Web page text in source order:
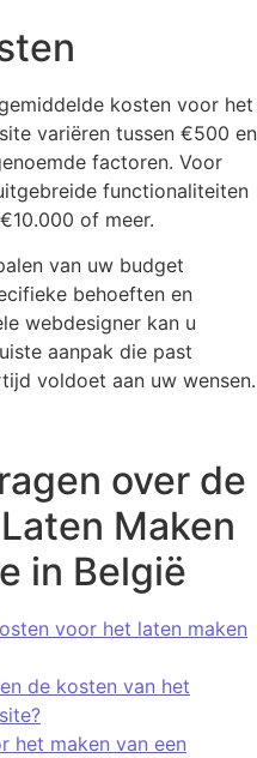
kosten voor het
variëren tussen €500 en
factoren. Voor
functionaliteiten
of meer.
van uw budget
behoeften en
webdesigner kan u
aanpak die past
voldoet aan uw wensen.
over de
Maken
in België
voor het laten maken
de kosten van het
het maken van een